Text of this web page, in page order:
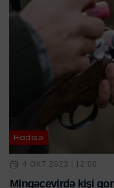
Hadisə
4 OKT 2023 | 12:00
Mingəçevirdə kişi